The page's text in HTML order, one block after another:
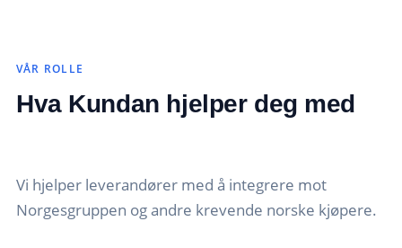
VÅR ROLLE
Hva Kundan hjelper deg med
Vi hjelper leverandører med å integrere mot
Norgesgruppen og andre krevende norske kjøpere.